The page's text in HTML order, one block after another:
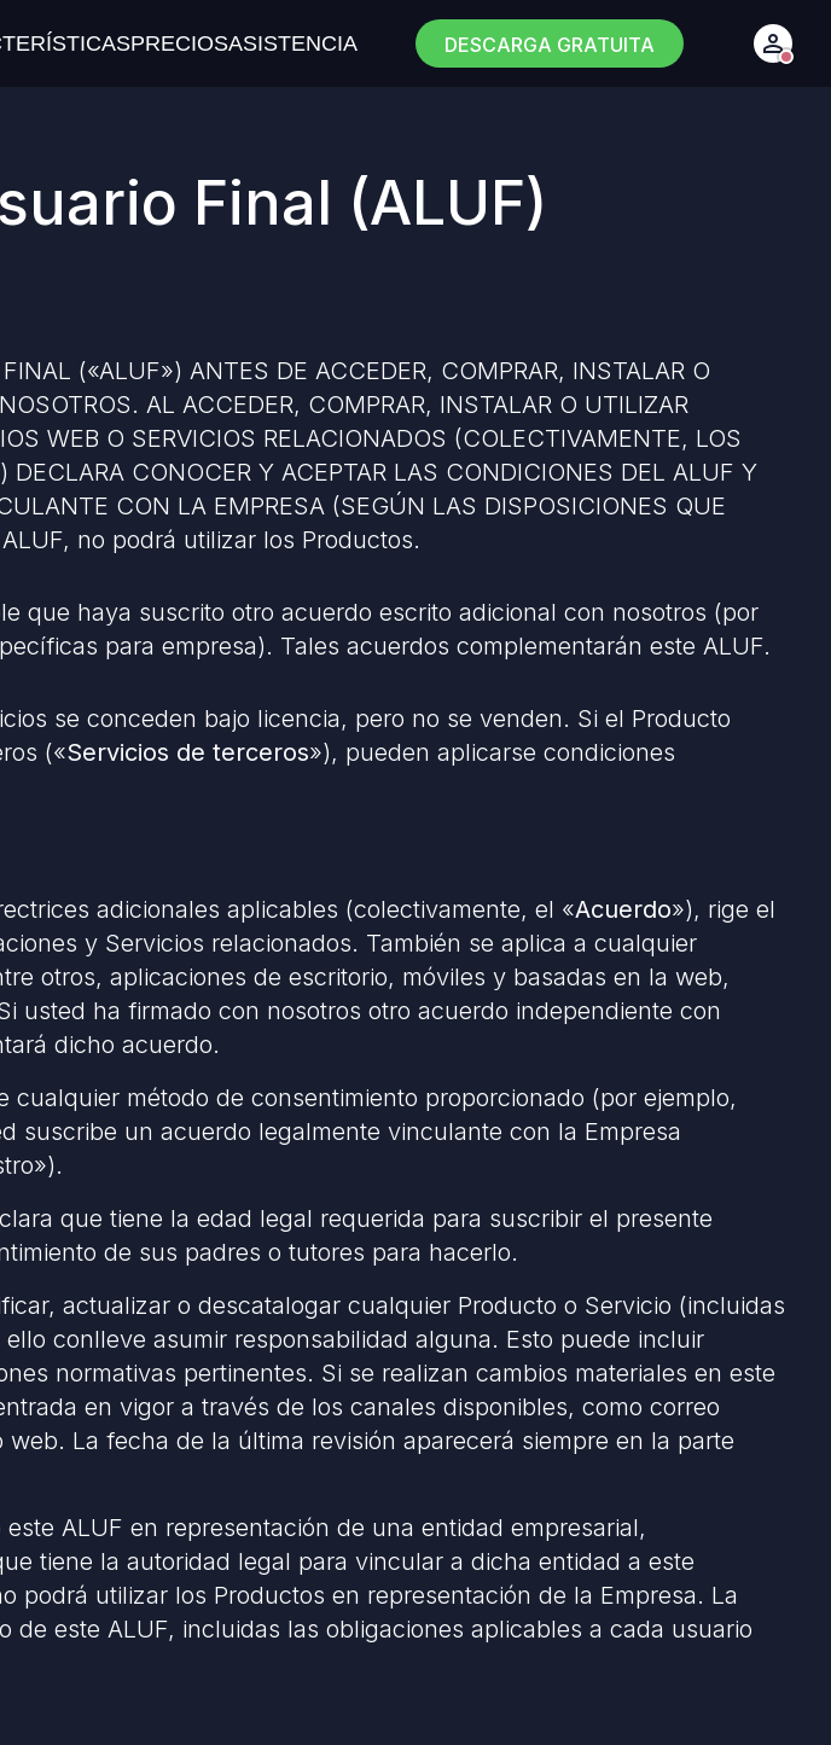
PRECIOSASISTENCIA DESCARGA GRATUITA
Final (ALUF)
(«ALUF») ANTES DE ACCEDER, COMPRAR, INSTALAR O
AL ACCEDER, COMPRAR, INSTALAR O UTILIZAR
WEB O SERVICIOS RELACIONADOS (COLECTIVAMENTE, LOS
DECLARA CONOCER Y ACEPTAR LAS CONDICIONES DEL ALUF Y
CON LA EMPRESA (SEGÚN LAS DISPOSICIONES QUE
no podrá utilizar los Productos.
que haya suscrito otro acuerdo escrito adicional con nosotros (por
para empresa). Tales acuerdos complementarán este ALUF.
se conceden bajo licencia, pero no se venden. Si el Producto
(«Servicios de terceros»), pueden aplicarse condiciones
adicionales aplicables (colectivamente, el «Acuerdo»), rige el
y Servicios relacionados. También se aplica a cualquier
otros, aplicaciones de escritorio, móviles y basadas en la web,
usted ha firmado con nosotros otro acuerdo independiente con
dicho acuerdo.
cualquier método de consentimiento proporcionado (por ejemplo,
suscribe un acuerdo legalmente vinculante con la Empresa
que tiene la edad legal requerida para suscribir el presente
de sus padres o tutores para hacerlo.
actualizar o descatalogar cualquier Producto o Servicio (incluidas
conlleve asumir responsabilidad alguna. Esto puede incluir
normativas pertinentes. Si se realizan cambios materiales en este
en vigor a través de los canales disponibles, como correo
La fecha de la última revisión aparecerá siempre en la parte
ALUF en representación de una entidad empresarial,
tiene la autoridad legal para vincular a dicha entidad a este
utilizar los Productos en representación de la Empresa. La
este ALUF, incluidas las obligaciones aplicables a cada usuario